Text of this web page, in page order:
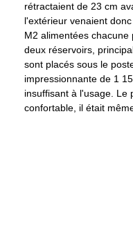
rétractaient de 23 cm
l'extérieur venaient
M2 alimentées
deux réservoirs,
sont placés sous le
impressionnante de 1
insuffisant à l'usage. Le
confortable, il était